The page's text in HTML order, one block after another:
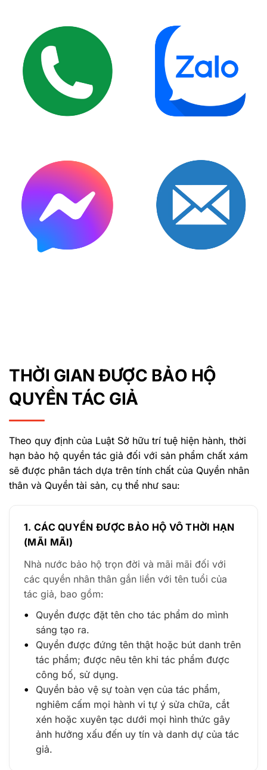
THỜI GIAN ĐƯỢC BẢO HỘ
QUYỀN TÁC GIẢ
Theo quy định của Luật Sở hữu trí tuệ hiện hành, thời
hạn bảo hộ quyền tác giả đối với sản phẩm chất xám
sẽ được phân tách dựa trên tính chất của Quyền nhân
thân và Quyền tài sản, cụ thể như sau:
1. CÁC QUYỀN ĐƯỢC BẢO HỘ VÔ THỜI HẠN
(MÃI MÃI)
Nhà nước bảo hộ trọn đời và mãi mãi đối với
các quyền nhân thân gắn liền với tên tuổi của
tác giả, bao gồm:
Quyền được đặt tên cho tác phẩm do mình
sáng tạo ra.
Quyền được đứng tên thật hoặc bút danh trên
tác phẩm; được nêu tên khi tác phẩm được
công bố, sử dụng.
Quyền bảo vệ sự toàn vẹn của tác phẩm,
nghiêm cấm mọi hành vi tự ý sửa chữa, cắt
xén hoặc xuyên tạc dưới mọi hình thức gây
ảnh hưởng xấu đến uy tín và danh dự của tác
giả.